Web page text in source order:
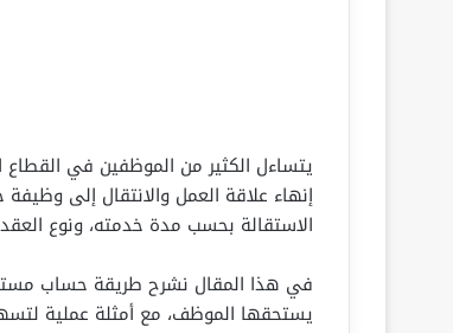
يتساءل الكثير من الموظفين في
إنهاء علاقة العمل والانتقال إلى
الاستقالة بحسب مدة خدمته، ونوع
في هذا المقال نشرح طريقة حساب
يستحقها الموظف، مع أمثلة عملية